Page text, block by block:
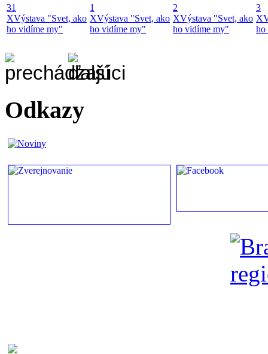
31
XVýstava "Svet, ako
ho vidíme my"
1
XVýstava "Svet, ako
ho vidíme my"
2
XVýstava "Svet, ako
ho vidíme my"
3
X
ho
Odkazy